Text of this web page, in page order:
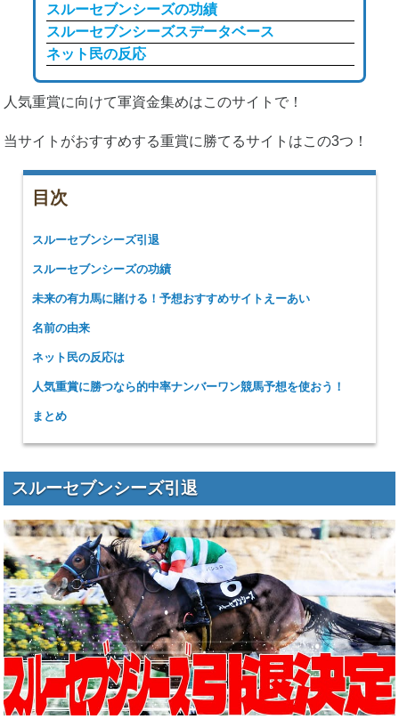
スルーセブンシーズの功績
スルーセブンシーズスデータベース
ネット民の反応
人気重賞に向けて軍資金集めはこのサイトで！
当サイトがおすすめする重賞に勝てるサイトはこの3つ！
目次
スルーセブンシーズ引退
スルーセブンシーズの功績
未来の有力馬に賭ける！予想おすすめサイトえーあい
名前の由来
ネット民の反応は
人気重賞に勝つなら的中率ナンバーワン競馬予想を使おう！
まとめ
スルーセブンシーズ引退